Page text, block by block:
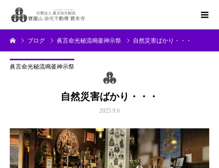
ブログ 眞言命光秘流鳴釜神示祭 自然災害ばかり・・・
眞言命光秘流鳴釜神示祭
自然災害ばかり・・・
2025.9.6